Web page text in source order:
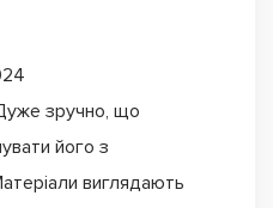
зручно, що
його з
виглядають